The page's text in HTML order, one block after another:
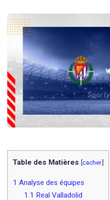
Table des Matières [cacher]
1 Analyse des équipes
1.1 Real Valladolid